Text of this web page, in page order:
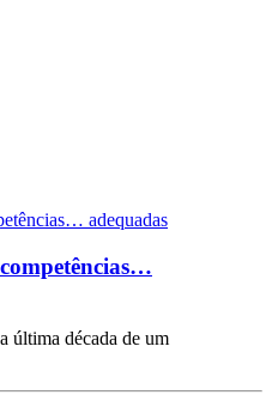
última década de um